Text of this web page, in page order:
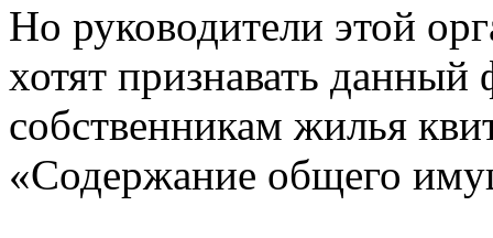
Но руководители этой
хотят признавать
собственникам жилья
«Содержание общего